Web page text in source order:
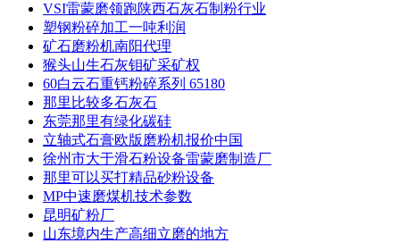
VSI雷蒙磨领跑陕西石灰石制粉行业
塑钢粉碎加工一吨利润
矿石磨粉机南阳代理
猴头山生石灰钼矿采矿权
60白云石重钙粉碎系列 65180
那里比较多石灰石
东莞那里有绿化碳硅
立轴式石膏欧版磨粉机报价中国
徐州市大于滑石粉设备雷蒙磨制造厂
那里可以买打精品砂粉设备
MP中速磨煤机技术参数
昆明矿粉厂
山东境内生产高细立磨的地方